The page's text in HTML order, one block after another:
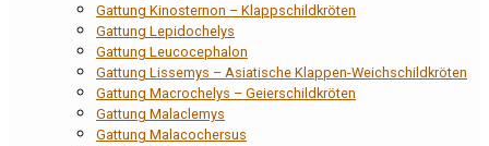
Gattung Kinosternon – Klappschildkröten
Gattung Lepidochelys
Gattung Leucocephalon
Gattung Lissemys – Asiatische Klappen-Weichschildkröten
Gattung Macrochelys – Geierschildkröten
Gattung Malaclemys
Gattung Malacochersus